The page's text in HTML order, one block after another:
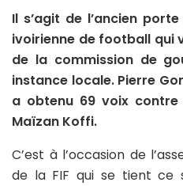
Il s’agit de l’ancien
ivoirienne de football qui
de la commission de
instance locale. Pierre
a obtenu 69 voix
Maïzan Koffi.
C’est à l’occasion de
de la FIF qui se tient ce